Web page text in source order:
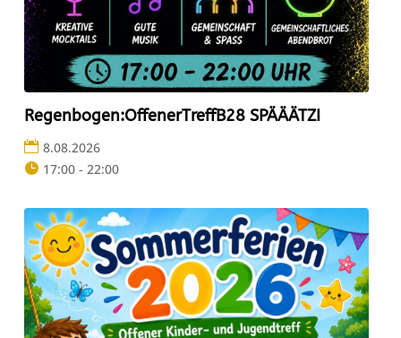
Regenbogen:OffenerTreffB28 SPÄÄÄTZI
8.08.2026
17:00 - 22:00